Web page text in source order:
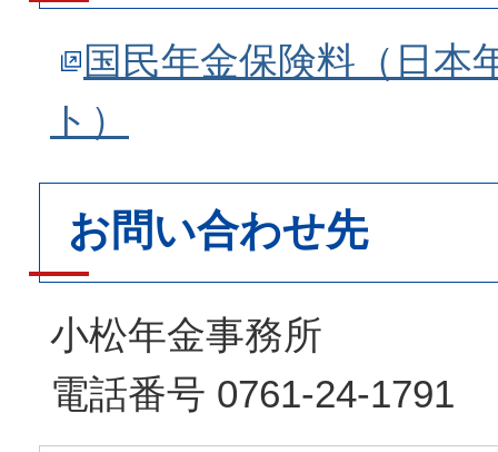
国民年金保険料（日本
ト）
お問い合わせ先
小松年金事務所
電話番号 0761-24-1791